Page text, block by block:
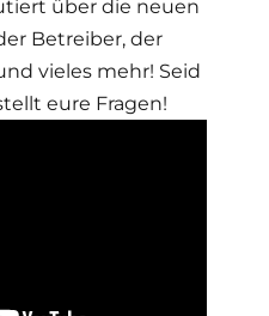
über die neuen
Betreiber, der
vieles mehr! Seid
eure Fragen!